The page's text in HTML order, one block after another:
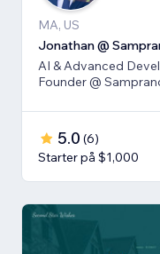
MA, US
Jonathan @
AI & Advanced
Founder @
5.0 (6)
Starter på $1,000